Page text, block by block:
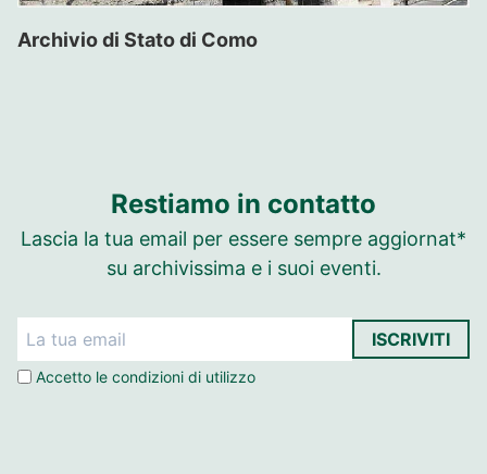
Archivio di Stato di Como
Restiamo in contatto
Lascia la tua email per essere sempre aggiornat*
su archivissima e i suoi eventi.
Accetto le condizioni di utilizzo
ISCRIVITI